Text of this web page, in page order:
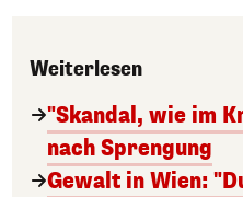
Weiterlesen
"Skandal, wie im
nach Sprengung
Gewalt in Wien: